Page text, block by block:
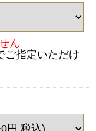
ん
ご指定いただけ